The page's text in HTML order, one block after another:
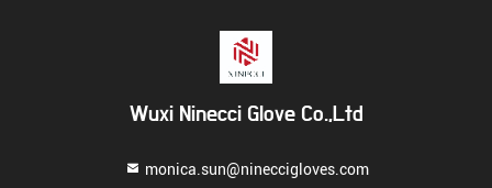
Wuxi Ninecci Glove Co.,Ltd
monica.sun@nineccigloves.com